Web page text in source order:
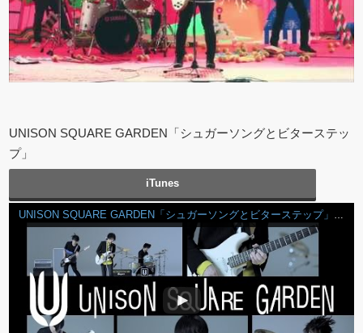
UNISON SQUARE GARDEN「シュガーソングとビターステッ
プ」
iTunes
UNISON SQUARE GARDEN「シュガーソングとビターステップ」ショートVer.